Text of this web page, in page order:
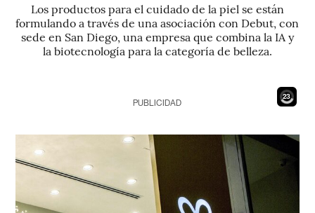
Los productos para el cuidado de la piel se están
formulando a través de una asociación con Debut, con
sede en San Diego, una empresa que combina la IA y
la biotecnología para la categoría de belleza.
21
PUBLICIDAD